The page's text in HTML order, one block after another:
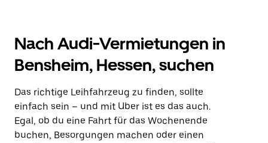
Nach Audi-Vermietungen in
Bensheim, Hessen, suchen
Das richtige Leihfahrzeug zu finden, sollte
einfach sein – und mit Uber ist es das auch.
Egal, ob du eine Fahrt für das Wochenende
buchen, Besorgungen machen oder einen